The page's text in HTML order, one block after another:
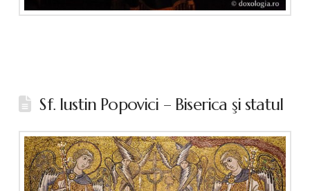
Sf. Iustin Popovici – Biserica şi statul